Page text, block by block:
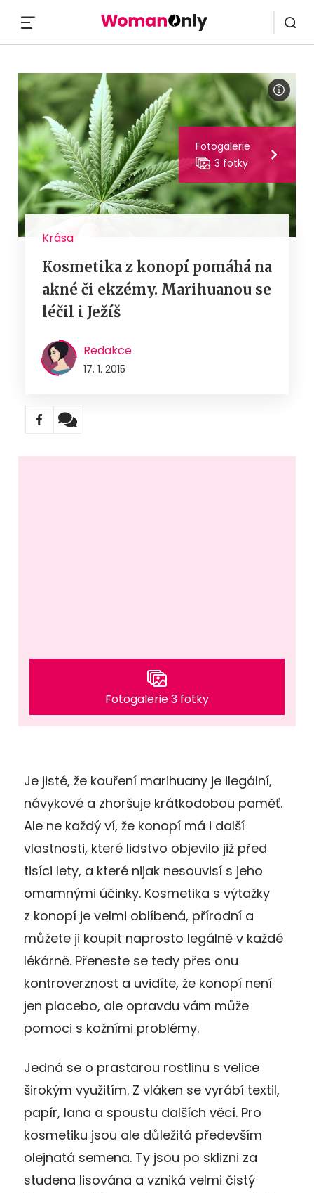
Fotogalerie
3 fotky
Krása
Kosmetika z konopí pomáhá na
akné či ekzémy. Marihuanou se
léčil i Ježíš
Redakce
17. 1. 2015
Fotogalerie 3 fotky
Je jisté, že kouření marihuany je ilegální,
návykové a zhoršuje krátkodobou paměť.
Ale ne každý ví, že konopí má i další
vlastnosti, které lidstvo objevilo již před
tisíci lety, a které nijak nesouvisí s jeho
omamnými účinky. Kosmetika s výtažky
z konopí je velmi oblíbená, přírodní a
můžete ji koupit naprosto legálně v každé
lékárně. Přeneste se tedy přes onu
kontroverznost a uvidíte, že konopí není
jen placebo, ale opravdu vám může
pomoci s kožními problémy.
Jedná se o prastarou rostlinu s velice
širokým využitím. Z vláken se vyrábí textil,
papír, lana a spoustu dalších věcí. Pro
kosmetiku jsou ale důležitá především
olejnatá semena. Ty jsou po sklizni za
studena lisována a vzniká velmi čistý